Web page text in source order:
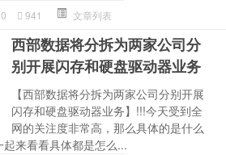
0 941 文章列表
西部数据将分拆为两家公司分
别开展闪存和硬盘驱动器业务
【西部数据将分拆为两家公司分别开展
闪存和硬盘驱动器业务】!!!今天受到全
网的关注度非常高，那么具体的是什么
来看看具体都是怎么...